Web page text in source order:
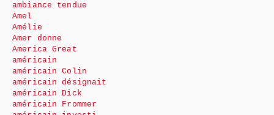
ambiance tendue
Amel
Amélie
Amer donne
America Great
américain
américain Colin
américain désignait
américain Dick
américain Frommer